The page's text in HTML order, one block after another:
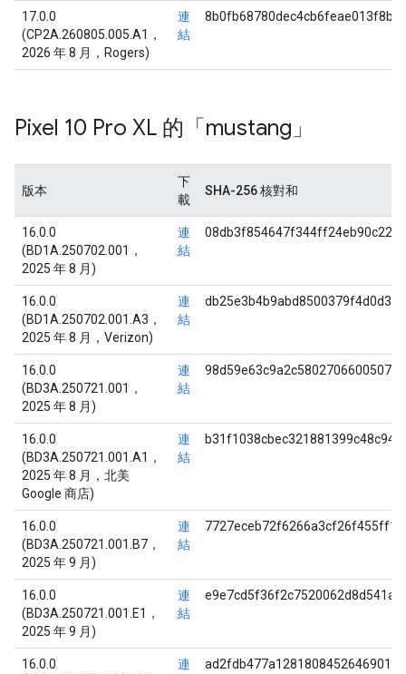
17.0.0
(CP2A.260805.005.A1，
2026 年 8 月，Rogers)
連
結
Pixel 10 Pro XL 的「mustang」
版本
下
載
SHA-256 核對和
16.0.0
(BD1A.250702.001，
2025 年 8 月)
連
結
16.0.0
(BD1A.250702.001.A3，
2025 年 8 月，Verizon)
連
結
16.0.0
(BD3A.250721.001，
2025 年 8 月)
連
結
16.0.0
(BD3A.250721.001.A1，
2025 年 8 月，北美
Google 商店)
連
結
16.0.0
(BD3A.250721.001.B7，
2025 年 9 月)
連
結
16.0.0
(BD3A.250721.001.E1，
2025 年 9 月)
連
結
16.0.0
連